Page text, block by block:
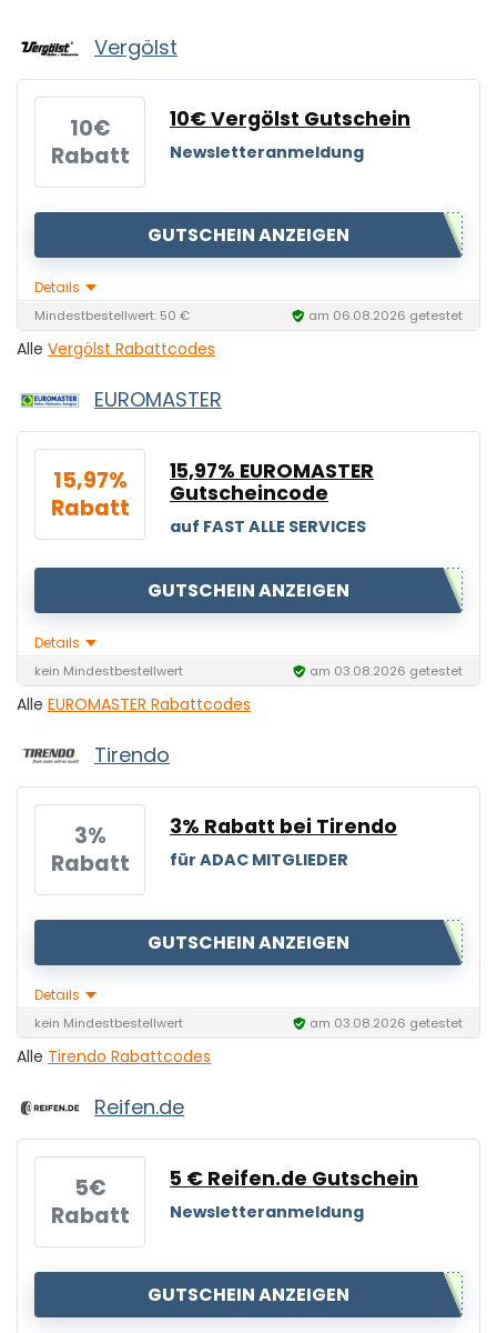
Vergölst
10€
Rabatt
10€ Vergölst Gutschein
Newsletteranmeldung
GUTSCHEIN ANZEIGEN
Details
Mindestbestellwert: 50 € am 06.08.2026 getestet
Alle Vergölst Rabattcodes
EUROMASTER
15,97%
Rabatt
15,97% EUROMASTER
Gutscheincode
auf FAST ALLE SERVICES
GUTSCHEIN ANZEIGEN
Details
kein Mindestbestellwert am 03.08.2026 getestet
Alle EUROMASTER Rabattcodes
Tirendo
3%
Rabatt
3% Rabatt bei Tirendo
für ADAC MITGLIEDER
GUTSCHEIN ANZEIGEN
Details
kein Mindestbestellwert am 03.08.2026 getestet
Alle Tirendo Rabattcodes
Reifen.de
5€
Rabatt
5 € Reifen.de Gutschein
Newsletteranmeldung
GUTSCHEIN ANZEIGEN